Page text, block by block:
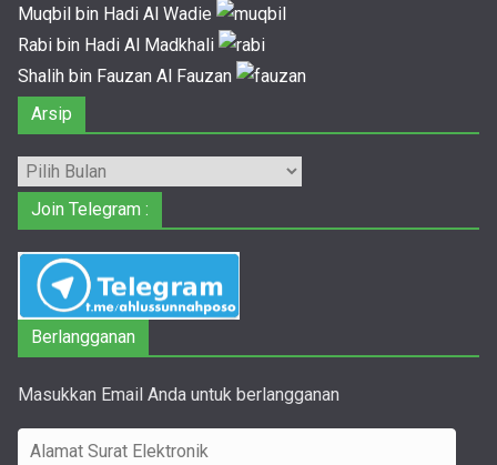
Muqbil bin Hadi Al Wadie
Rabi bin Hadi Al Madkhali
Shalih bin Fauzan Al Fauzan
Arsip
Arsip
Join Telegram :
Berlangganan
Masukkan Email Anda untuk berlangganan